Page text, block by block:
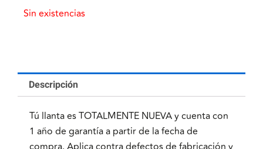
Sin existencias
Descripción
Tú llanta es TOTALMENTE NUEVA y cuenta con
1 año de garantía a partir de la fecha de